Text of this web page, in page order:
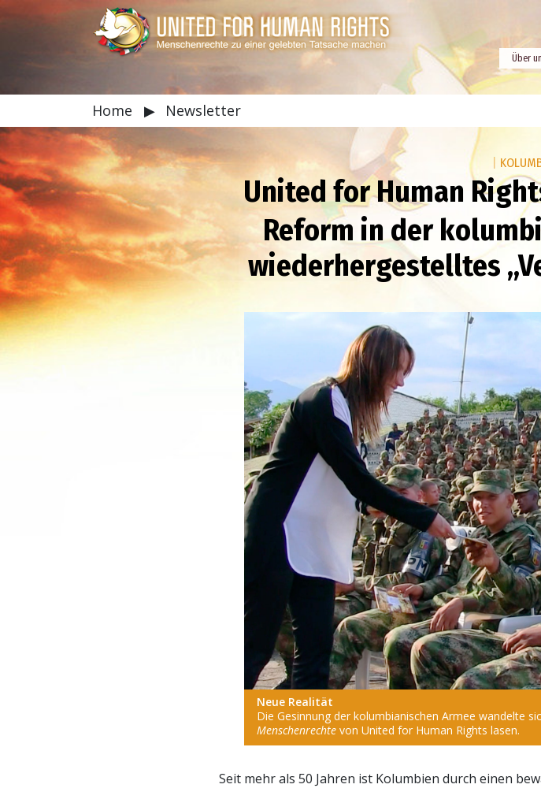
Über
Home ▶ Newsletter
United for Human
Reform in der
wiederhergestelltes
Neue Realität
Die Gesinnung der kolumbianischen Armee wandelte
Menschenrechte von United for Human Rights lasen.
Seit mehr als 50 Jahren ist Kolumbien durch einen